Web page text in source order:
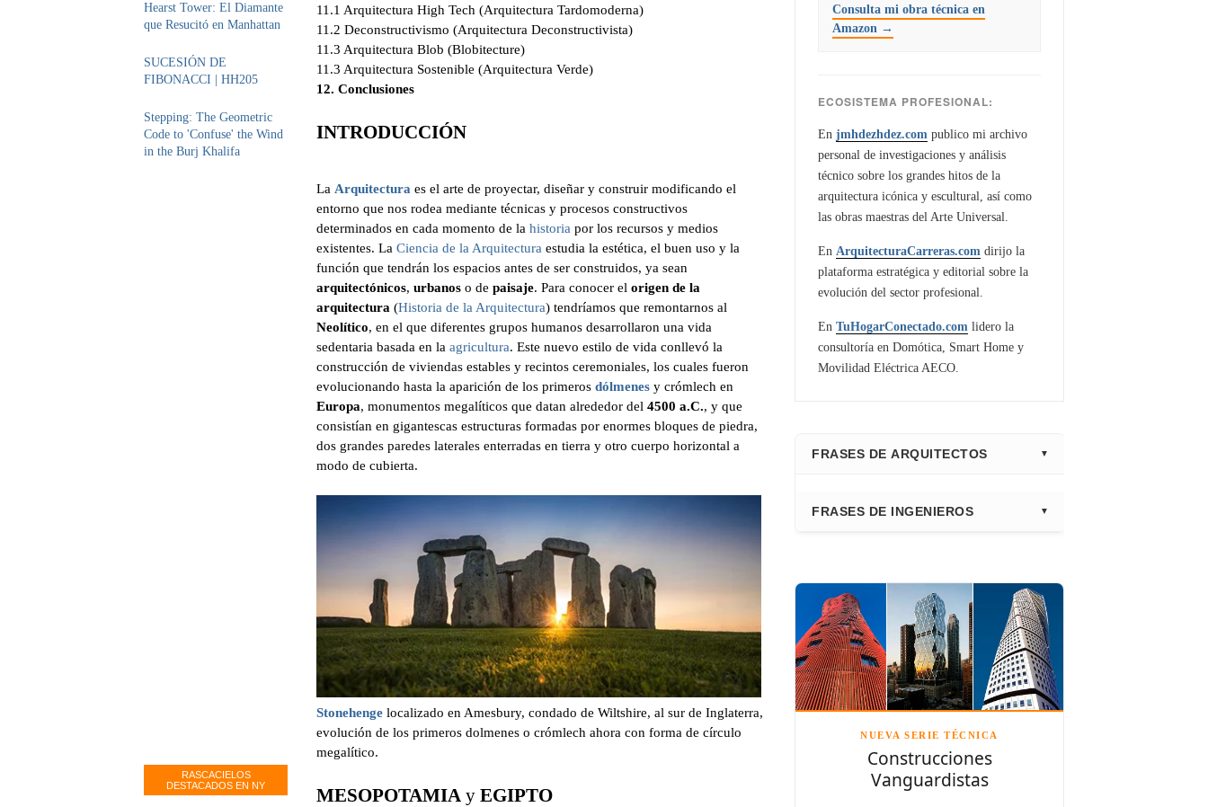
Hearst Tower: El Diamante
que Resucitó en Manhattan
SUCESIÓN DE
FIBONACCI | HH205
Stepping: The Geometric
Code to 'Confuse' the Wind
in the Burj Khalifa
RASCACIELOS
DESTACADOS EN NY
11.1 Arquitectura High Tech (Arquitectura Tardomoderna)
11.2 Deconstructivismo (Arquitectura Deconstructivista)
11.3 Arquitectura Blob (Blobitecture)
11.3 Arquitectura Sostenible (Arquitectura Verde)
12. Conclusiones
INTRODUCCIÓN
La Arquitectura es el arte de proyectar, diseñar y construir modificando el
entorno que nos rodea mediante técnicas y procesos constructivos
determinados en cada momento de la historia por los recursos y medios
existentes. La Ciencia de la Arquitectura estudia la estética, el buen uso y la
función que tendrán los espacios antes de ser construidos, ya sean
arquitectónicos, urbanos o de paisaje. Para conocer el origen de la
arquitectura (Historia de la Arquitectura) tendríamos que remontarnos al
Neolítico, en el que diferentes grupos humanos desarrollaron una vida
sedentaria basada en la agricultura. Este nuevo estilo de vida conllevó la
construcción de viviendas estables y recintos ceremoniales, los cuales fueron
evolucionando hasta la aparición de los primeros dólmenes y crómlech en
Europa, monumentos megalíticos que datan alrededor del 4500 a.C., y que
consistían en gigantescas estructuras formadas por enormes bloques de piedra,
dos grandes paredes laterales enterradas en tierra y otro cuerpo horizontal a
modo de cubierta.
Stonehenge localizado en Amesbury, condado de Wiltshire, al sur de Inglaterra,
evolución de los primeros dolmenes o crómlech ahora con forma de círculo
megalítico.
MESOPOTAMIA y EGIPTO
Consulta mi obra técnica en
Amazon →
ECOSISTEMA PROFESIONAL:
En jmhdezhdez.com publico mi archivo
personal de investigaciones y análisis
técnico sobre los grandes hitos de la
arquitectura icónica y escultural, así como
las obras maestras del Arte Universal.
En ArquitecturaCarreras.com dirijo la
plataforma estratégica y editorial sobre la
evolución del sector profesional.
En TuHogarConectado.com lidero la
consultoría en Domótica, Smart Home y
Movilidad Eléctrica AECO.
FRASES DE ARQUITECTOS
Adrian Smith
Richard Rogers
David Chipperfield
Kazuyo Sejima
Steven Holl
FRASES DE INGENIEROS
Leslie E. Robertson
Félix Cándela
NUEVA SERIE TÉCNICA
Construcciones
Vanguardistas